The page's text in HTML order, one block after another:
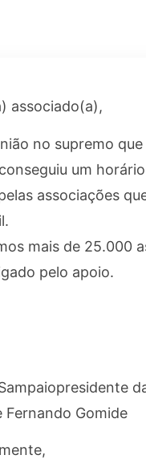
associado(a),
no supremo
um
associações
mais de 25.000
pelo apoio.
Fernando Gomide